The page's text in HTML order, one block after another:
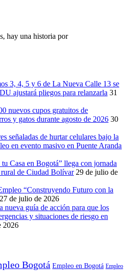
hay una historia por
3, 4, 5 y 6 de La Nueva Calle 13 se
ajustará pliegos para relanzarla 31
nuevos cupos gratuitos de
y gatos durante agosto de 2026 30
señaladas de hurtar celulares bajo la
en evento masivo en Puente Aranda
Casa en Bogotá” llega con jornada
de Ciudad Bolívar 29 de julio de
“Construyendo Futuro con la
27 de julio de 2026
nueva guía de acción para que los
y situaciones de riesgo en
2026
Bogotá Empleo en Bogotá Empleo